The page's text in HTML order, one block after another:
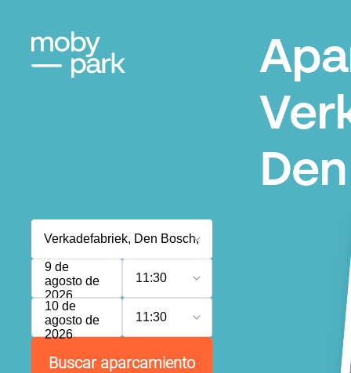
9 de
agosto de
2026
11:30
10 de
agosto de
2026
11:30
Buscar aparcamiento